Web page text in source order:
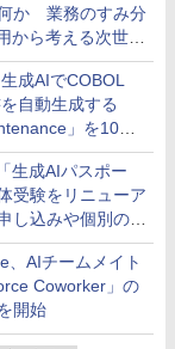
か 業務のすみ分
から考える次世代
ス戦略
成AIでCOBOL
自動生成する
」を10月
生成AIパスポー
受験をリニューア
込みや個別の支
対応
、AIチームメイト
Coworker」の
開始